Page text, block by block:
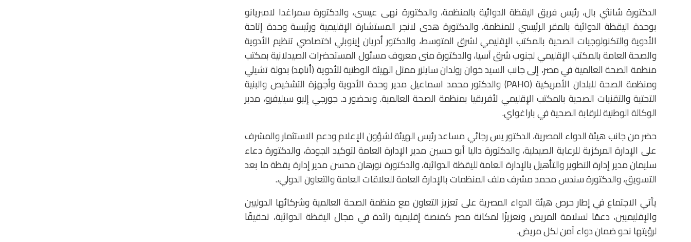
الدكتورة شانثي بال، رئيس فريق اليقظة الدوائية بالمنظمة، والدكتورة نهى عيسى، والدكتورة سمراغدا لامبريانو
بوحدة اليقظة الدوائية بالمقر الرئيسي للمنظمة، والدكتورة هدى لانجر المستشارة الإقليمية ورئيسة وحدة إتاحة
الأدوية والتكنولوجيات الصحية بالمكتب الإقليمي لشرق المتوسط، والدكتور أدريان إينوبلي اختصاصي تنظيم الأدوية
والصحة العامة بالمكتب الإقليمي لجنوب شرق آسيا، والدكتورة منى معروف مسئول المستحضرات الصيدلانية بمكتب
منظمة الصحة العالمية في مصر، إلى جانب السيد خوان رولدان سايلزر ممثل الهيئة الوطنية للأدوية (أنامِد) بدولة تشيلي
ومنظمة الصحة للبلدان الأمريكية (PAHO) والدكتور محمد اسماعيل مدير وحدة الأدوية وأجهزة التشخيص والبنية
التحتية والتقنيات الصحية بالمكتب الإقليمي لأفريقيا بمنظمة الصحة العالمية. وبحضور د. جورجي إليو سيليفرو، مدير
الوكالة الوطنية للرقابة الصحية في باراغواي.
حضر من جانب هيئة الدواء المصرية، الدكتور يس رجائي مساعد رئيس الهيئة لشؤون الإعلام ودعم الاستثمار والمشرف
على الإدارة المركزية للرعاية الصيدلية، والدكتورة داليا أبو حسين مدير الإدارة العامة لتوكيد الجودة، والدكتورة دعاء
سليمان مدير إدارة التطوير والتأهيل بالإدارة العامة لليقظة الدوائية، والدكتورة نورهان محسن مدير إدارة يقظة ما بعد
التسويق، والدكتورة سندس محمد مشرف ملف المنظمات بالإدارة العامة للعلاقات العامة والتعاون الدولي،.
يأتي الاجتماع في إطار حرص هيئة الدواء المصرية على تعزيز التعاون مع منظمة الصحة العالمية وشركائها الدوليين
والإقليميين، دعمًا لسلامة المريض وتعزيزًا لمكانة مصر كمنصة إقليمية رائدة في مجال اليقظة الدوائية، تحقيقًا
لرؤيتها نحو ضمان دواء آمن لكل مريض.